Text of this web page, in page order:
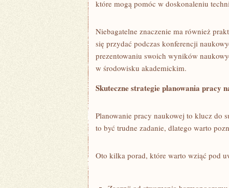
które⁤ mogą pomóc⁤ w doskonaleniu
Niebagatelne znaczenie ma również
się przydać podczas⁣ konferencji
prezentowaniu swoich wyników
w​ środowisku akademickim.
Skuteczne ‌strategie planowania pracy
Planowanie pracy naukowej to‌ klucz do
to być trudne zadanie, ‌dlatego⁣ warto
Oto kilka porad, które warto wziąć pod